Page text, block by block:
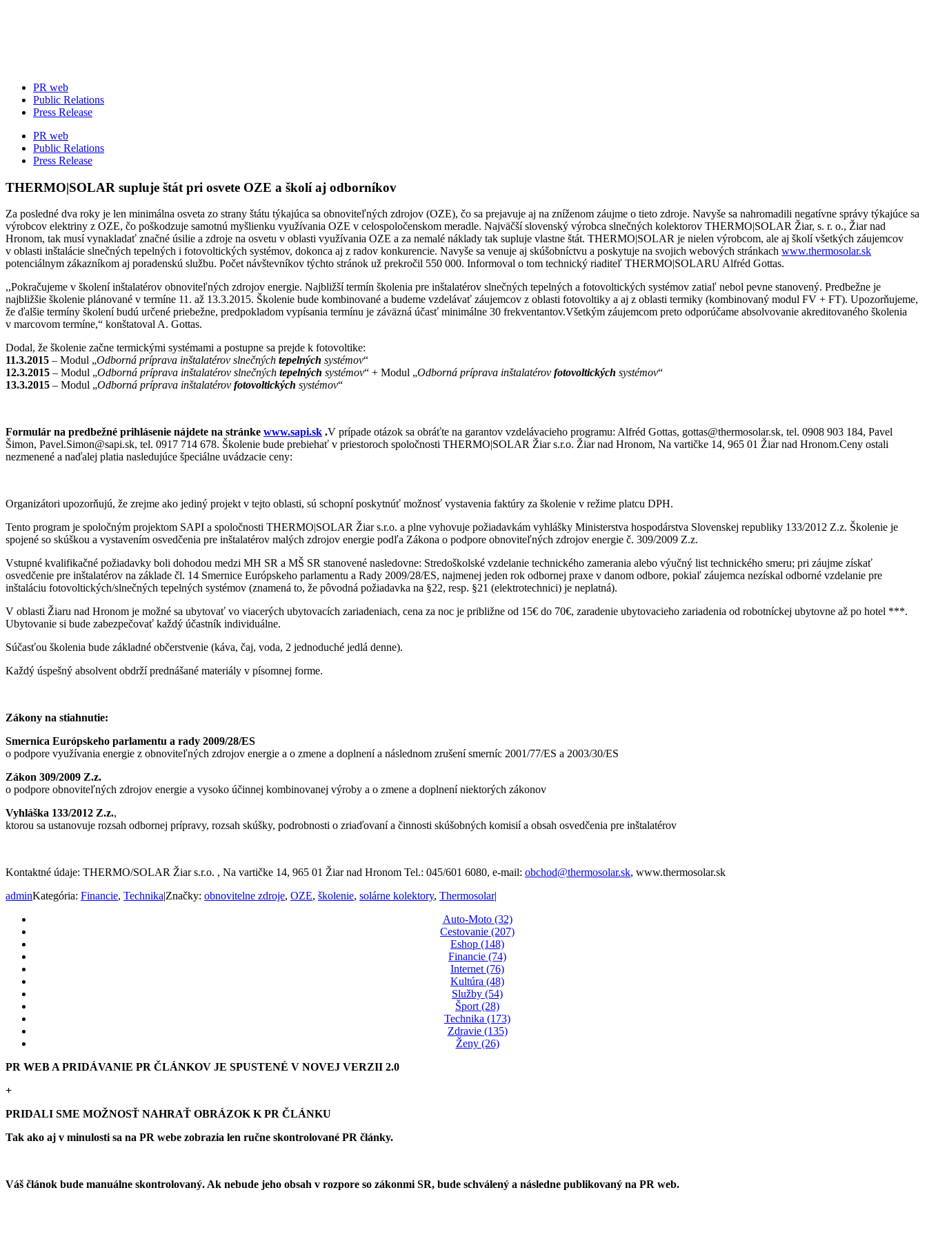
PR web
Public Relations
Press Release
PR web
Public Relations
Press Release
THERMO|SOLAR supluje štát pri osvete OZE a školí aj odborníkov
Za posledné dva roky je len minimálna osveta zo strany štátu týkajúca sa obnoviteľných zdrojov (OZE), čo sa prejavuje aj na zníženom záujme o tieto zdroje. Navyše sa nahromadili negatívne správy týkajúce sa
výrobcov elektriny z OZE, čo poškodzuje samotnú myšlienku využívania OZE v celospoločenskom meradle. Najväčší slovenský výrobca slnečných kolektorov THERMO|SOLAR Žiar, s. r. o., Žiar nad
Hronom, tak musí vynakladať značné úsilie a zdroje na osvetu v oblasti využívania OZE a za nemalé náklady tak supluje vlastne štát. THERMO|SOLAR je nielen výrobcom, ale aj školí všetkých záujemcov
v oblasti inštalácie slnečných tepelných i fotovoltických systémov, dokonca aj z radov konkurencie. Navyše sa venuje aj skúšobníctvu a poskytuje na svojich webových stránkach www.thermosolar.sk
potenciálnym zákazníkom aj poradenskú službu. Počet návštevníkov týchto stránok už prekročil 550 000. Informoval o tom technický riaditeľ THERMO|SOLARU Alfréd Gottas.
,,Pokračujeme v školení inštalatérov obnoviteľných zdrojov energie. Najbližší termín školenia pre inštalatérov slnečných tepelných a fotovoltických systémov zatiaľ nebol pevne stanovený. Predbežne je
najbližšie školenie plánované v termíne 11. až 13.3.2015. Školenie bude kombinované a budeme vzdelávať záujemcov z oblasti fotovoltiky a aj z oblasti termiky (kombinovaný modul FV + FT). Upozorňujeme,
že ďalšie termíny školení budú určené priebežne, predpokladom vypísania termínu je záväzná účasť minimálne 30 frekventantov.Všetkým záujemcom preto odporúčame absolvovanie akreditovaného školenia
v marcovom termíne,“ konštatoval A. Gottas.
Dodal, že školenie začne termickými systémami a postupne sa prejde k fotovoltike:
11.3.2015 – Modul „Odborná príprava inštalatérov slnečných tepelných systémov“
12.3.2015 – Modul „Odborná príprava inštalatérov slnečných tepelných systémov“ + Modul „Odborná príprava inštalatérov fotovoltických systémov“
13.3.2015 – Modul „Odborná príprava inštalatérov fotovoltických systémov“
Formulár na predbežné prihlásenie nájdete na stránke www.sapi.sk .V prípade otázok sa obráťte na garantov vzdelávacieho programu: Alfréd Gottas, gottas@thermosolar.sk, tel. 0908 903 184, Pavel
Šimon, Pavel.Simon@sapi.sk, tel. 0917 714 678. Školenie bude prebiehať v priestoroch spoločnosti THERMO|SOLAR Žiar s.r.o. Žiar nad Hronom, Na vartičke 14, 965 01 Žiar nad Hronom.Ceny ostali
nezmenené a naďalej platia nasledujúce špeciálne uvádzacie ceny:
Organizátori upozorňujú, že zrejme ako jediný projekt v tejto oblasti, sú schopní poskytnúť možnosť vystavenia faktúry za školenie v režime platcu DPH.
Tento program je spoločným projektom SAPI a spoločnosti THERMO|SOLAR Žiar s.r.o. a plne vyhovuje požiadavkám vyhlášky Ministerstva hospodárstva Slovenskej republiky 133/2012 Z.z. Školenie je
spojené so skúškou a vystavením osvedčenia pre inštalatérov malých zdrojov energie podľa Zákona o podpore obnoviteľných zdrojov energie č. 309/2009 Z.z.
Vstupné kvalifikačné požiadavky boli dohodou medzi MH SR a MŠ SR stanovené nasledovne: Stredoškolské vzdelanie technického zamerania alebo výučný list technického smeru; pri záujme získať
osvedčenie pre inštalatérov na základe čl. 14 Smernice Európskeho parlamentu a Rady 2009/28/ES, najmenej jeden rok odbornej praxe v danom odbore, pokiaľ záujemca nezískal odborné vzdelanie pre
inštaláciu fotovoltických/slnečných tepelných systémov (znamená to, že pôvodná požiadavka na §22, resp. §21 (elektrotechnici) je neplatná).
V oblasti Žiaru nad Hronom je možné sa ubytovať vo viacerých ubytovacích zariadeniach, cena za noc je približne od 15€ do 70€, zaradenie ubytovacieho zariadenia od robotníckej ubytovne až po hotel ***.
Ubytovanie si bude zabezpečovať každý účastník individuálne.
Súčasťou školenia bude základné občerstvenie (káva, čaj, voda, 2 jednoduché jedlá denne).
Každý úspešný absolvent obdrží prednášané materiály v písomnej forme.
Zákony na stiahnutie:
Smernica Európskeho parlamentu a rady 2009/28/ES
o podpore využívania energie z obnoviteľných zdrojov energie a o zmene a doplnení a následnom zrušení smerníc 2001/77/ES a 2003/30/ES
Zákon 309/2009 Z.z.
o podpore obnoviteľných zdrojov energie a vysoko účinnej kombinovanej výroby a o zmene a doplnení niektorých zákonov
Vyhláška 133/2012 Z.z.,
ktorou sa ustanovuje rozsah odbornej prípravy, rozsah skúšky, podrobnosti o zriaďovaní a činnosti skúšobných komisií a obsah osvedčenia pre inštalatérov
Kontaktné údaje: THERMO/SOLAR Žiar s.r.o. , Na vartičke 14, 965 01 Žiar nad Hronom Tel.: 045/601 6080, e-mail: obchod@thermosolar.sk, www.thermosolar.sk
adminKategória: Financie, Technika|Značky: obnovitelne zdroje, OZE, školenie, solárne kolektory, Thermosolar|
Auto-Moto (32)
Cestovanie (207)
Eshop (148)
Financie (74)
Internet (76)
Kultúra (48)
Služby (54)
Šport (28)
Technika (173)
Zdravie (135)
Ženy (26)
PR WEB A PRIDÁVANIE PR ČLÁNKOV JE SPUSTENÉ V NOVEJ VERZII 2.0
+
PRIDALI SME MOŽNOSŤ NAHRAŤ OBRÁZOK K PR ČLÁNKU
Tak ako aj v minulosti sa na PR webe zobrazia len ručne skontrolované PR články.
Váš článok bude manuálne skontrolovaný. Ak nebude jeho obsah v rozpore so zákonmi SR, bude schválený a následne publikovaný na PR web.